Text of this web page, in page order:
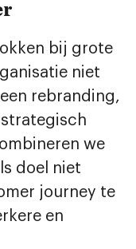
bij grote
niet
rebranding,
we
doel niet
journey te
en